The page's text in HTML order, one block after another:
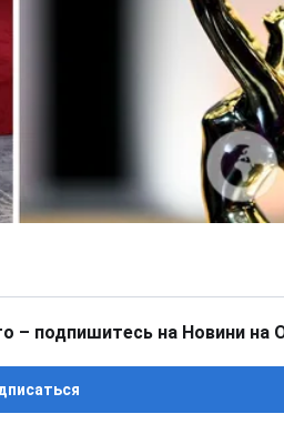
– подпишитесь на Новини на